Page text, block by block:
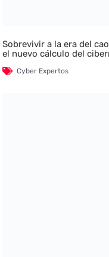
Sobrevivir a la era del
el nuevo cálculo del
Cyber Expertos